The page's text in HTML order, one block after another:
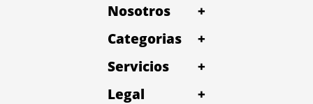
Nosotros
+
Categorias
+
Servicios
+
Legal
+